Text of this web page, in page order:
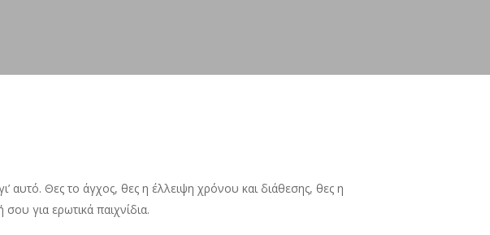
αυτό. Θες το άγχος, θες η έλλειψη χρόνου και διάθεσης, θες η
για ερωτικά παιχνίδια.